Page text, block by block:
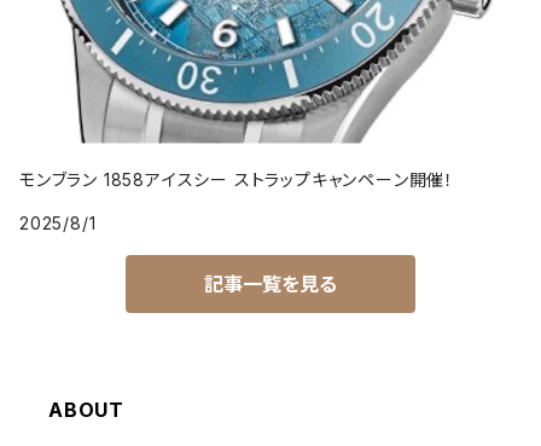
モンブラン 1858アイスシー ストラップキャンペーン開催！
2025/8/1
記事一覧を見る
ABOUT